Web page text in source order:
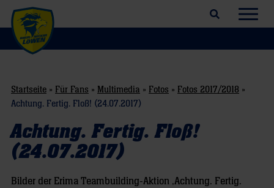
Suchfeld öffnen
Startseite » Für Fans » Multimedia » Fotos » Fotos 2017/2018 »
Achtung. Fertig. Floß! (24.07.2017)
Achtung. Fertig. Floß!
(24.07.2017)
Bilder der Erima Teambuilding-Aktion ‚Achtung. Fertig.